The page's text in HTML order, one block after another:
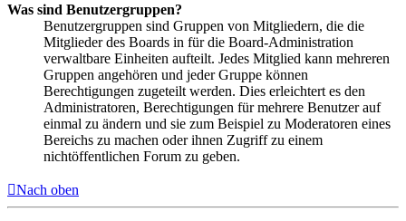
Was sind Benutzergruppen?
Benutzergruppen sind Gruppen von Mitgliedern, die die
Mitglieder des Boards in für die Board-Administration
verwaltbare Einheiten aufteilt. Jedes Mitglied kann mehreren
Gruppen angehören und jeder Gruppe können
Berechtigungen zugeteilt werden. Dies erleichtert es den
Administratoren, Berechtigungen für mehrere Benutzer auf
einmal zu ändern und sie zum Beispiel zu Moderatoren eines
Bereichs zu machen oder ihnen Zugriff zu einem
nichtöffentlichen Forum zu geben.
Nach oben